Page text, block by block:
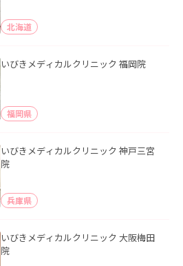
北海道
いびきメディカルクリニック 福岡院
福岡県
いびきメディカルクリニック 神戸三宮
院
兵庫県
いびきメディカルクリニック 大阪梅田
院